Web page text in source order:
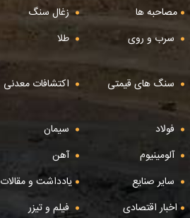
مصاحبه ها
زغال سنگ
سرب و روی
طلا
سنگ های قیمتی
اکتشافات معدنی
فولاد
سیمان
آلومینیوم
آهن
سایر صنایع
یادداشت و مقالات
اخبار اقتصادی
فیلم و تیزر